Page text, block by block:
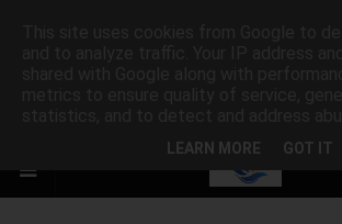
LEARN MORE GOT IT